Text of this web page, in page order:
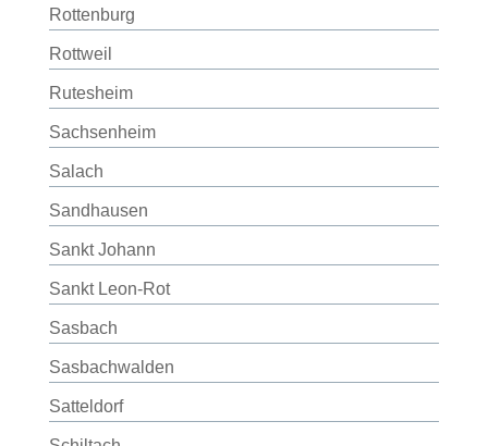
Rottenburg
Rottweil
Rutesheim
Sachsenheim
Salach
Sandhausen
Sankt Johann
Sankt Leon-Rot
Sasbach
Sasbachwalden
Satteldorf